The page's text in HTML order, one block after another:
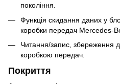
покоління.
Функція скидання даних у
коробки передач Mercedes-
Читання/запис, збереження
коробкою передач.
Покриття